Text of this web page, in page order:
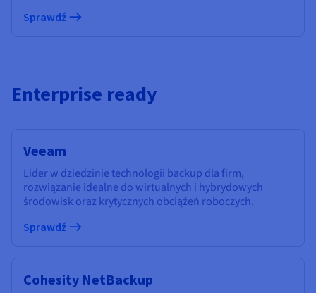
Sprawdź
Enterprise ready
Veeam
Lider w dziedzinie technologii backup dla firm,
rozwiązanie idealne do wirtualnych i hybrydowych
środowisk oraz krytycznych obciążeń roboczych.
Sprawdź
Cohesity NetBackup